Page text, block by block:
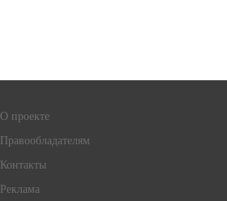
О проекте
Правообладателям
Контакты
Реклама